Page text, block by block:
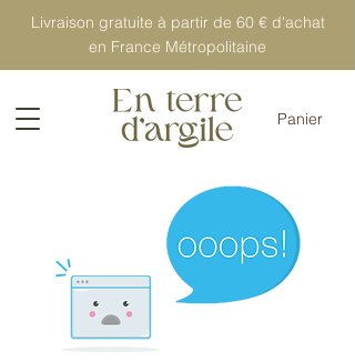
Livraison gratuite à partir de 60 € d'achat
en France Métropolitaine
Panier